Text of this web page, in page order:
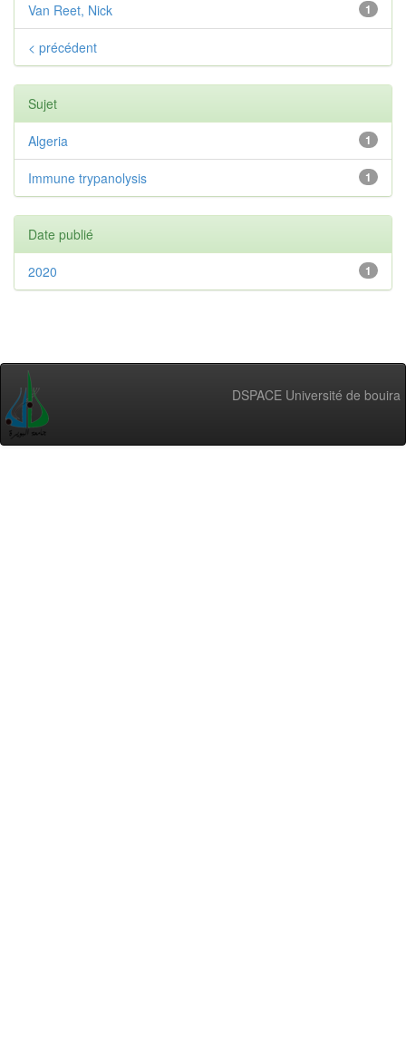
1
Van Reet, Nick
< précédent
Sujet
1
Algeria
1
Immune trypanolysis
Date publié
1
2020
DSPACE Université de bouira